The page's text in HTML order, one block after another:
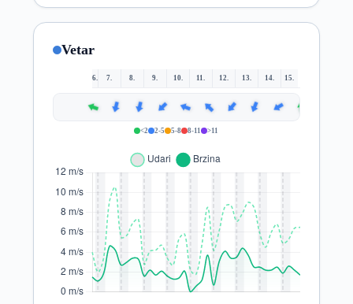
Vetar
6. 7. 8. 9. 10. 11. 12. 13. 14. 15.